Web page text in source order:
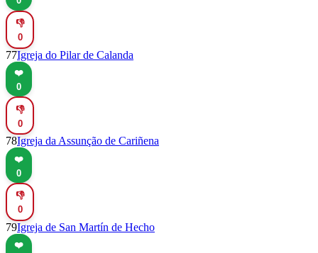
👎
0
77Igreja do Pilar de Calanda
❤️
0
👎
0
78Igreja da Assunção de Cariñena
❤️
0
👎
0
79Igreja de San Martín de Hecho
❤️